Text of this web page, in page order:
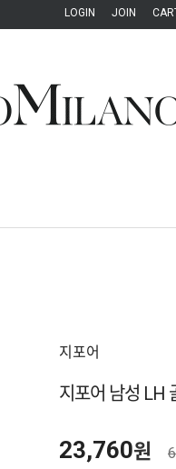
LOGIN JOIN
지포어
지포어 남성 LH
23,760원